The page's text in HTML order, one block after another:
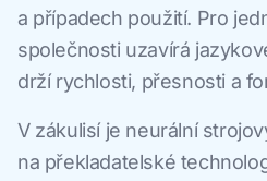
a případech použití. Pro
společnosti uzavírá
drží rychlosti, přesnosti a
V zákulisí je neurální
na překladatelské